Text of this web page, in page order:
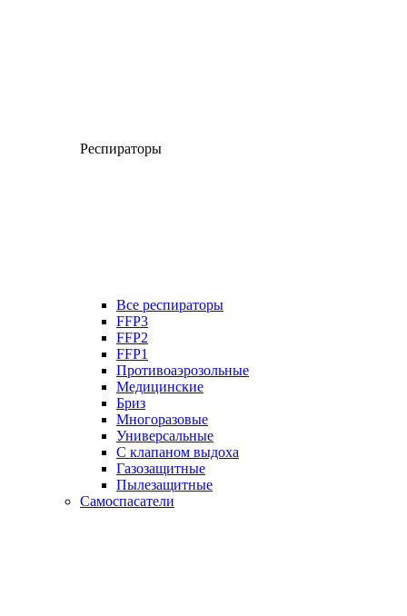
Респираторы
Все респираторы
FFP3
FFP2
FFP1
Противоаэрозольные
Медицинские
Бриз
Многоразовые
Универсальные
С клапаном выдоха
Газозащитные
Пылезащитные
Самоспасатели